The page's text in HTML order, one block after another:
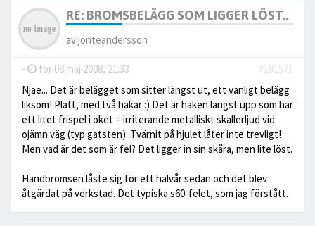
RE: BROMSBELÄGG SOM LIGGER LÖST..
avjonteandersson
- tor 08 maj 2008, 21:33
#191571
Njae... Det är belägget som sitter längst ut, ett vanligt belägg
liksom! Platt, med två hakar :) Det är haken längst upp som har
ett litet frispel i oket = irriterande metalliskt skallerljud vid
ojämn väg (typ gatsten). Tvärnit på hjulet låter inte trevligt!
Men vad är det som är fel? Det ligger in sin skåra, men lite löst.
Handbromsen låste sig för ett halvår sedan och det blev
åtgärdat på verkstad. Det typiska s60-felet, som jag förstått.